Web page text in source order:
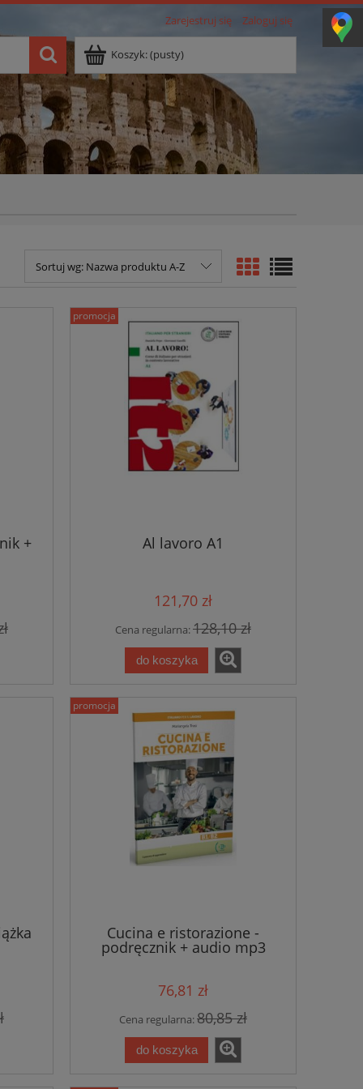
Zarejestruj się Zaloguj się
Koszyk:(pusty)
Sortuj wg: Nazwa produktu A-Z
+ Al lavoro A1
121,70 zł
Cena regularna:128,10 zł
do koszyka
promocja
Cucina e ristorazione -
podręcznik + audio mp3
76,81 zł
Cena regularna:80,85 zł
do koszyka
promocja